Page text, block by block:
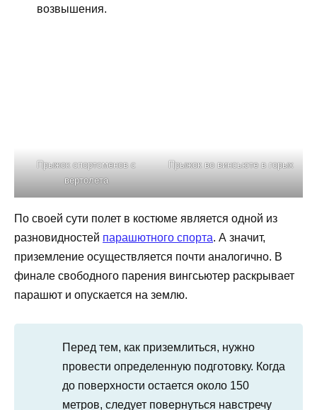
возвышения.
Прыжок спортсменов с
вертолета
Прыжок во винсьюте в горых
По своей сути полет в костюме является одной из
разновидностей парашютного спорта. А значит,
приземление осуществляется почти аналогично. В
финале свободного парения вингсьютер раскрывает
парашют и опускается на землю.
Перед тем, как приземлиться, нужно
провести определенную подготовку. Когда
до поверхности остается около 150
метров, следует повернуться навстречу